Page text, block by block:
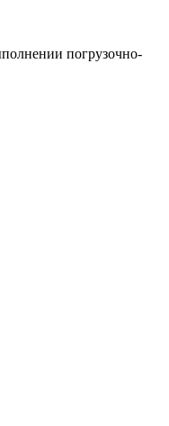
погрузочно-